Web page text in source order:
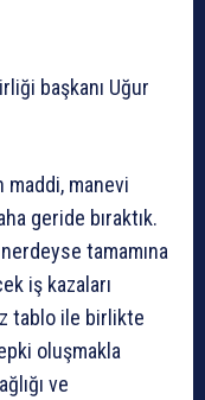
başkanı Uğur
maddi, manevi
geride bıraktık.
tamamına
iş kazaları
tablo ile birlikte
oluşmakla
ve